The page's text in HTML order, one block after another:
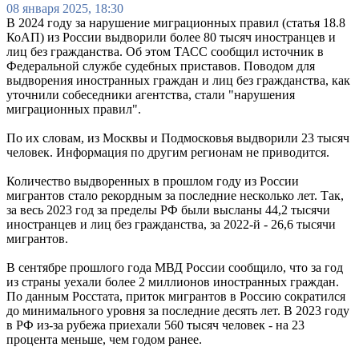
08 января 2025, 18:30
В 2024 году за нарушение миграционных правил (статья 18.8
КоАП) из России выдворили более 80 тысяч иностранцев и
лиц без гражданства. Об этом ТАСС сообщил источник в
Федеральной службе судебных приставов. Поводом для
выдворения иностранных граждан и лиц без гражданства, как
уточнили собеседники агентства, стали "нарушения
миграционных правил".
По их словам, из Москвы и Подмосковья выдворили 23 тысяч
человек. Информация по другим регионам не приводится.
Количество выдворенных в прошлом году из России
мигрантов стало рекордным за последние несколько лет. Так,
за весь 2023 год за пределы РФ были высланы 44,2 тысячи
иностранцев и лиц без гражданства, за 2022-й - 26,6 тысячи
мигрантов.
В сентябре прошлого года МВД России сообщило, что за год
из страны уехали более 2 миллионов иностранных граждан.
По данным Росстата, приток мигрантов в Россию сократился
до минимального уровня за последние десять лет. В 2023 году
в РФ из-за рубежа приехали 560 тысяч человек - на 23
процента меньше, чем годом ранее.